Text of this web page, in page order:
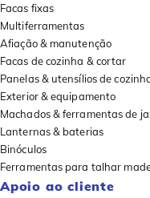
Facas fixas
Multiferramentas
Afiação & manutenção
Facas de cozinha & cortar
Panelas & utensílios de
Exterior & equipamento
Machados & ferramentas de
Lanternas & baterias
Binóculos
Ferramentas para talhar
Apoio ao cliente